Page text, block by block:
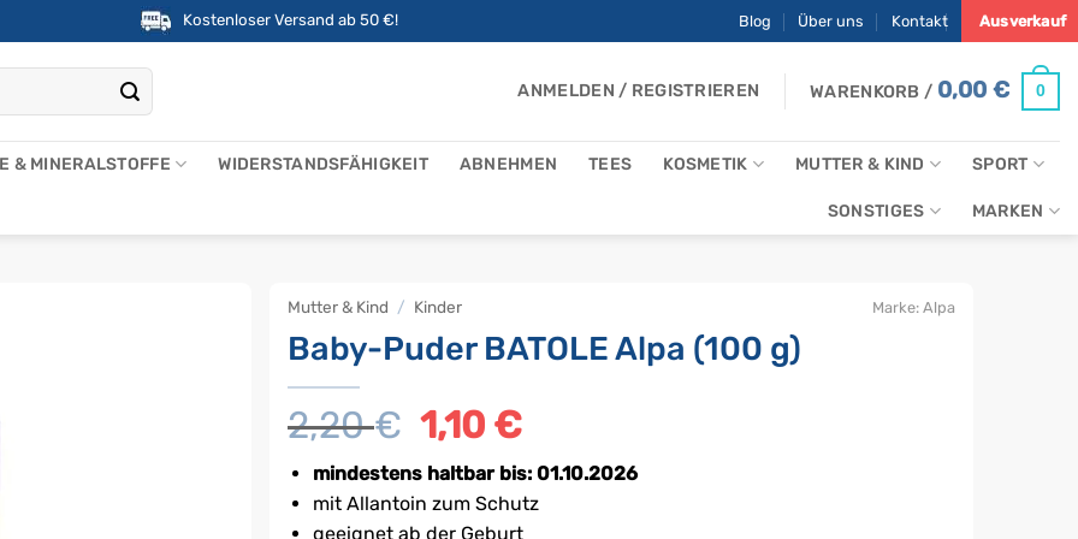
Kostenloser Versand ab 50 €! Blog Über uns Kontakt Ausverkauf
ANMELDEN / REGISTRIEREN WARENKORB / 0,00€ 0
& MINERALSTOFFE WIDERSTANDSFÄHIGKEIT ABNEHMEN TEES KOSMETIK MUTTER & KIND SPORT
SONSTIGES MARKEN
Mutter & Kind / Kinder
Baby-Puder BATOLE Alpa (100 g)
2,20€ Ursprünglicher
Preis
war:
2,20 €
1,10 €Aktueller
ist:
1,10 €.
mindestens haltbar bis: 01.10.2026
mit Allantoin zum Schutz
geeignet ab der Geburt
Marke: Alpa